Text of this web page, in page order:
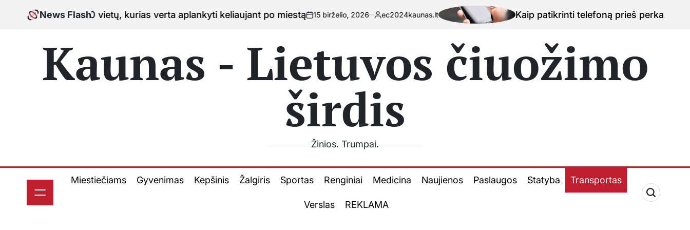
News Flash
10 vietų, kurias verta aplankyti keliaujant po miestąon
15 birželio, 2026
Posted
ec2024kaunas.lt Kaip patikrinti telefoną prieš perkant naudotą
Kaunas - Lietuvos čiuožimo
širdis
Žinios. Trumpai.
Miestiečiams Gyvenimas Kepšinis Žalgiris Sportas Renginiai Medicina Naujienos Paslaugos Statyba Transportas
Verslas REKLAMA